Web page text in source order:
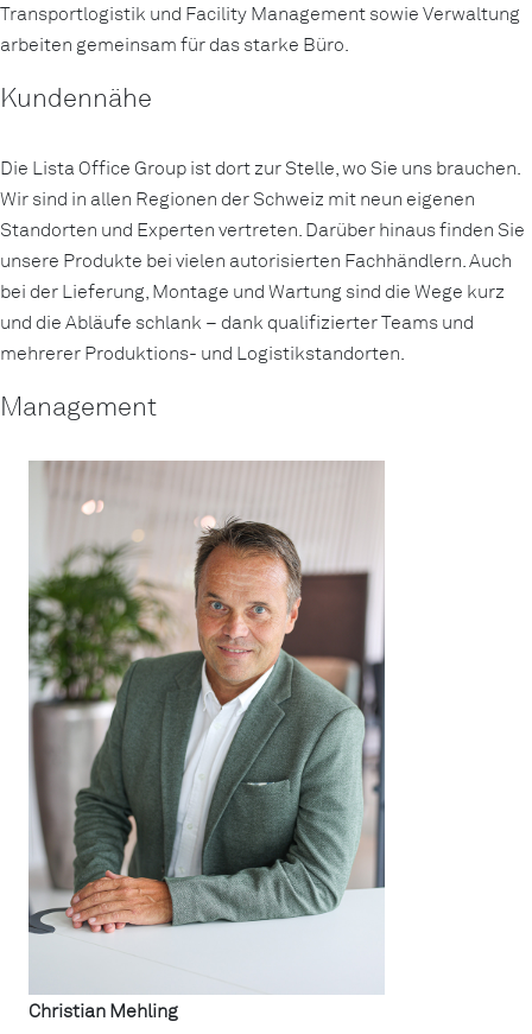
Transportlogistik und Facility Management sowie Verwaltung
arbeiten gemeinsam für das starke Büro.
Kundennähe
Die Lista Office Group ist dort zur Stelle, wo Sie uns brauchen.
Wir sind in allen Regionen der Schweiz mit neun eigenen
Standorten und Experten vertreten. Darüber hinaus finden Sie
unsere Produkte bei vielen autorisierten Fachhändlern. Auch
bei der Lieferung, Montage und Wartung sind die Wege kurz
und die Abläufe schlank – dank qualifizierter Teams und
mehrerer Produktions- und Logistikstandorten.
Management
Christian Mehling